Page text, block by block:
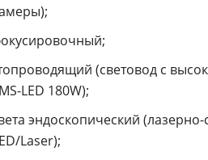
(световод с
LED 180W);
эндоскопический
Laser);